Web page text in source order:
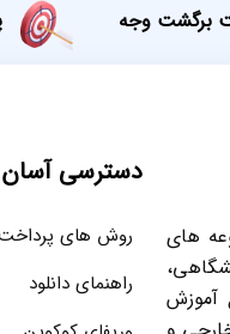
برگشت وجه
های
آموزش
دسترسی
روش های
راهنمای دانلود